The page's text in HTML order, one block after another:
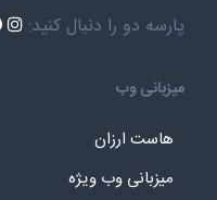
پارسه دو را دنبال کنید:
میزبانی وب
هاست ارزان
میزبانی وب ویژه